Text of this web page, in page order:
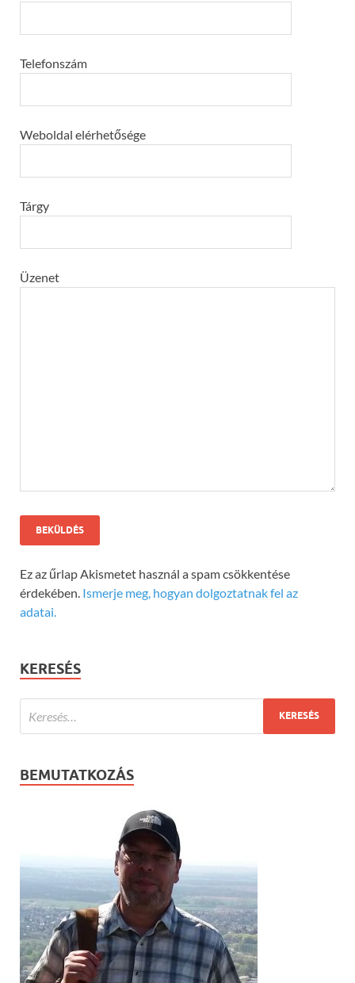
Telefonszám
Weboldal elérhetősége
Tárgy
Üzenet
Ez az űrlap Akismetet használ a spam csökkentése
érdekében. Ismerje meg, hogyan dolgoztatnak fel az
adatai.
KERESÉS
BEMUTATKOZÁS